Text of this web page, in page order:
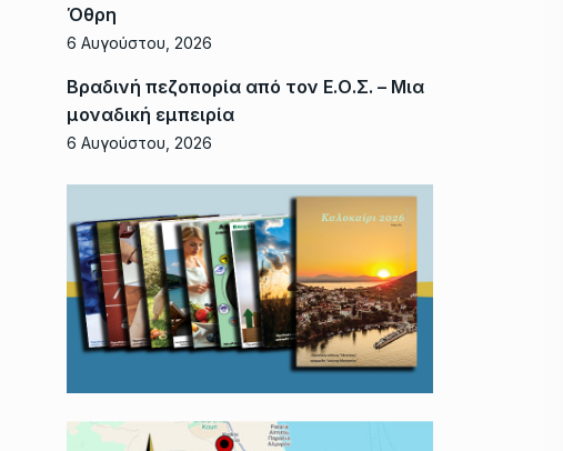
Όθρη
6 Αυγούστου, 2026
Βραδινή πεζοπορία από τον Ε.Ο.Σ. – Μια
μοναδική εμπειρία
6 Αυγούστου, 2026